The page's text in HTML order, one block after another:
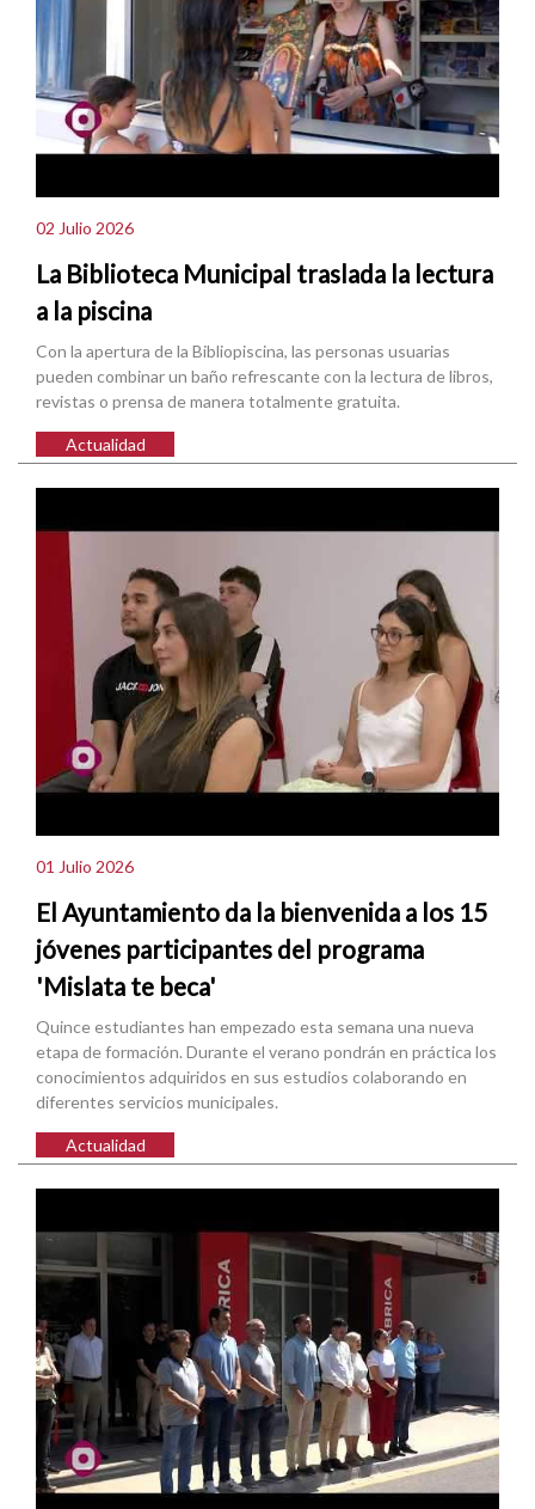
02 Julio 2026
La Biblioteca Municipal traslada la lectura
a la piscina
Con la apertura de la Bibliopiscina, las personas usuarias
pueden combinar un baño refrescante con la lectura de libros,
revistas o prensa de manera totalmente gratuita.
Actualidad
01 Julio 2026
El Ayuntamiento da la bienvenida a los 15
jóvenes participantes del programa
'Mislata te beca'
Quince estudiantes han empezado esta semana una nueva
etapa de formación. Durante el verano pondrán en práctica los
conocimientos adquiridos en sus estudios colaborando en
diferentes servicios municipales.
Actualidad